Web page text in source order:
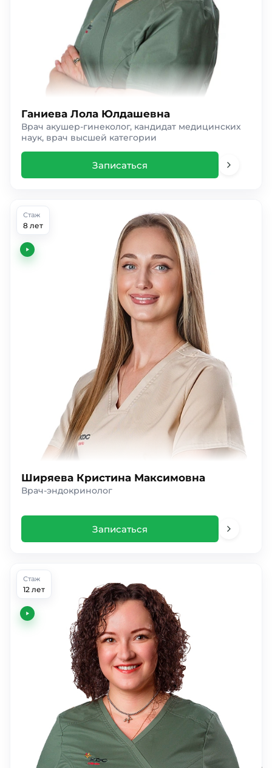
Ганиева Лола Юлдашевна
Врач акушер-гинеколог, кандидат медицинских
наук, врач высшей категории
Записаться
Стаж
8 лет
Ширяева Кристина Максимовна
Врач-эндокринолог
Записаться
Стаж
12 лет